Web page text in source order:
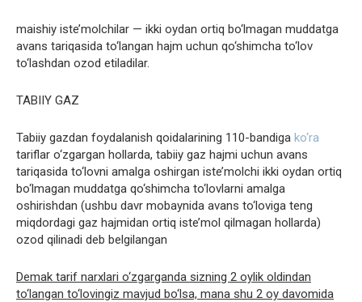
maishiy iste’molchilar — ikki oydan ortiq bo‘lmagan muddatga
avans tariqasida to‘langan hajm uchun qo‘shimcha to‘lov
to‘lashdan ozod etiladilar.
TABIIY GAZ
Tabiiy gazdan foydalanish qoidalarining 110-bandiga ko‘ra
tariflar o‘zgargan hollarda, tabiiy gaz hajmi uchun avans
tariqasida to‘lovni amalga oshirgan iste’molchi ikki oydan ortiq
bo‘lmagan muddatga qo‘shimcha to‘lovlarni amalga
oshirishdan (ushbu davr mobaynida avans to‘loviga teng
miqdordagi gaz hajmidan ortiq iste’mol qilmagan hollarda)
ozod qilinadi deb belgilangan
Demak tarif narxlari o‘zgarganda sizning 2 oylik oldindan
to‘langan to‘lovingiz mavjud bo‘lsa, mana shu 2 oy davomida